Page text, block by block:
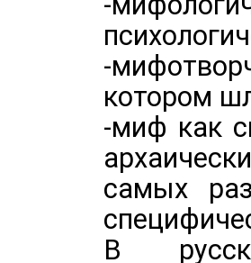
-
котором
-миф как
самых
В